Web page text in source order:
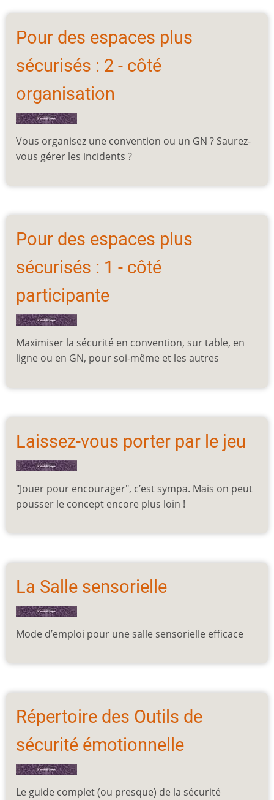
Pour des espaces plus
sécurisés : 2 - côté
organisation
Vous organisez une convention ou un GN ? Saurez-
vous gérer les incidents ?
Pour des espaces plus
sécurisés : 1 - côté
participante
Maximiser la sécurité en convention, sur table, en
ligne ou en GN, pour soi-même et les autres
Laissez-vous porter par le jeu
"Jouer pour encourager", c’est sympa. Mais on peut
pousser le concept encore plus loin !
La Salle sensorielle
Mode d’emploi pour une salle sensorielle efficace
Répertoire des Outils de
sécurité émotionnelle
Le guide complet (ou presque) de la sécurité